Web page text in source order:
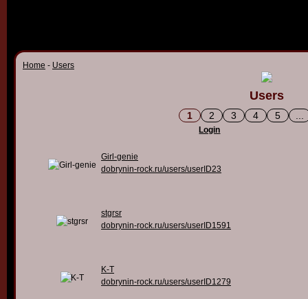
Home - Users
Users
1 2 3 4 5
Login
Girl-genie
dobrynin-rock.ru/users/userID23
stgrsr
dobrynin-rock.ru/users/userID1591
K-T
dobrynin-rock.ru/users/userID1279